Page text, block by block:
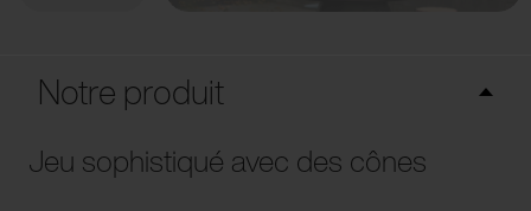
Notre produit
Jeu sophistiqué avec des cônes